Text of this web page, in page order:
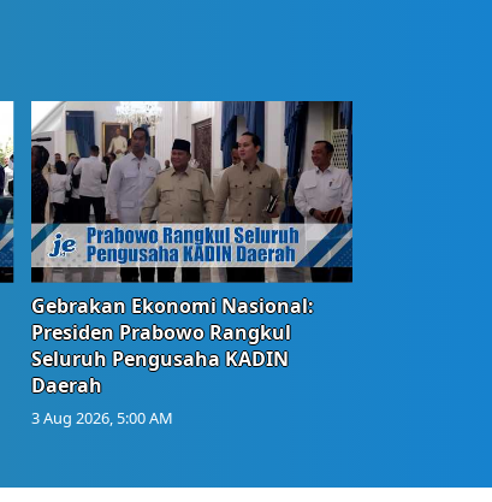
Gebrakan Ekonomi Nasional:
Presiden Prabowo Rangkul
Seluruh Pengusaha KADIN
Daerah
3 Aug 2026, 5:00 AM